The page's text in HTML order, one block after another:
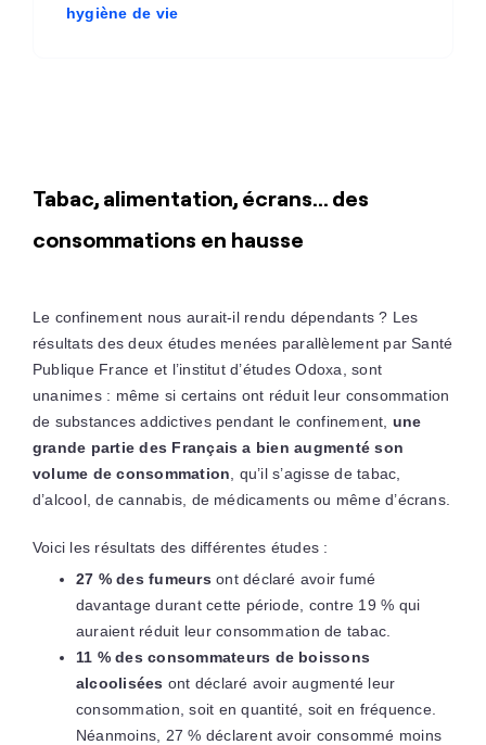
hygiène de vie
Tabac, alimentation, écrans… des
consommations en hausse
Le confinement nous aurait-il rendu dépendants ? Les
résultats des deux études menées parallèlement par Santé
Publique France et l’institut d’études Odoxa, sont
unanimes : même si certains ont réduit leur consommation
de substances addictives pendant le confinement, une
grande partie des Français a bien augmenté son
volume de consommation , qu’il s’agisse de tabac,
d’alcool, de cannabis, de médicaments ou même d’écrans.
Voici les résultats des différentes études :
27 % des fumeurs ont déclaré avoir fumé
davantage durant cette période, contre 19 % qui
auraient réduit leur consommation de tabac.
11 % des consommateurs de boissons
alcoolisées ont déclaré avoir augmenté leur
consommation, soit en quantité, soit en fréquence.
Néanmoins, 27 % déclarent avoir consommé moins